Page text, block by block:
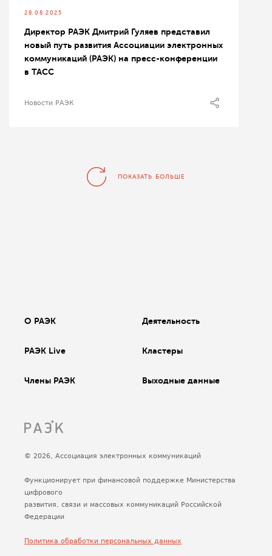
28.08.2025
Директор РАЭК Дмитрий Гуляев представил
новый путь развития Ассоциации электронных
коммуникаций (РАЭК) на пресс-конференции
в ТАСС
Новости РАЭК
ПОКАЗАТЬ БОЛЬШЕ
О РАЭК Деятельность
РАЭК Live Кластеры
Члены РАЭК Выходные данные
© 2026, Ассоциация электронных коммуникаций
Функционирует при финансовой поддержке Министерства
цифрового
развития, связи и массовых коммуникаций Российской
Федерации
Политика обработки персональных данных